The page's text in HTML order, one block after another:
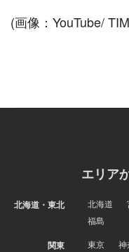
(画像：YouTube/
エリア
北海道・東北 北海道
福島
関東 東京 神